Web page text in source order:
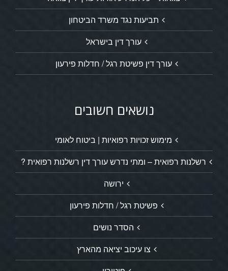
תביעות נגד משרד הביטחון
עורך דין בישראל
עורך דין פשיטת רגל / חדלות פירעון
נושאים חשובים
מימוש זכויות רפואיות | ביטוח לאומי
רשלנות רפואית – ומתי נדרש עורך דין רשלנות רפואית ?
ירושה
פשיטת רגל / חדלות פירעון
הסדר נושים
צו עיכוב יציאה מהארץ